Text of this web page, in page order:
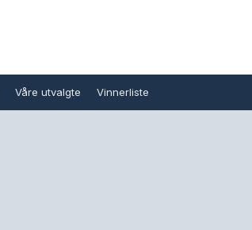
Våre utvalgte Vinnerliste